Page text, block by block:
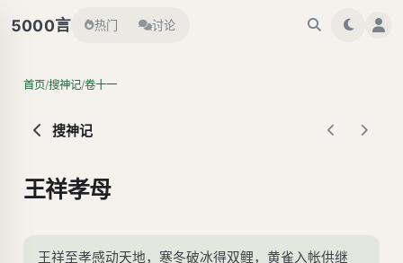
5000言 热门 讨论
首页/搜神记/卷十一
搜神记
王祥孝母
王祥至孝感动天地，寒冬破冰得双鲤，黄雀入帐供继